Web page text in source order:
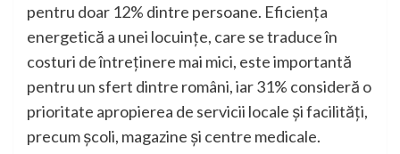
pentru doar 12% dintre persoane. Eficiența
energetică a unei locuințe, care se traduce în
costuri de întreținere mai mici, este importantă
pentru un sfert dintre români, iar 31% consideră o
prioritate apropierea de servicii locale și facilități,
precum școli, magazine și centre medicale.